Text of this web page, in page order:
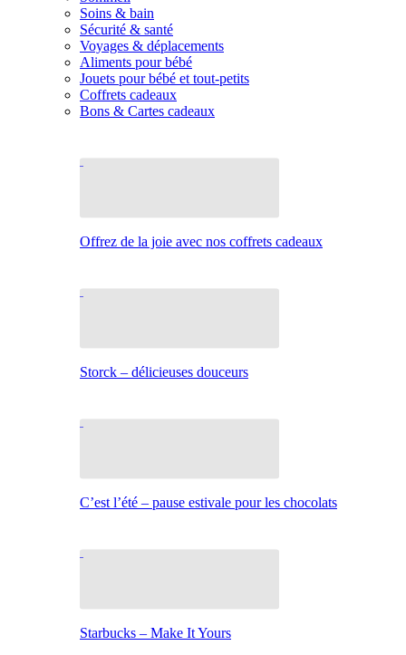
Soins & bain
Sécurité & santé
Voyages & déplacements
Aliments pour bébé
Jouets pour bébé et tout-petits
Coffrets cadeaux
Bons & Cartes cadeaux
Offrez de la joie avec nos coffrets cadeaux
Storck – délicieuses douceurs
C’est l’été – pause estivale pour les chocolats
Starbucks – Make It Yours